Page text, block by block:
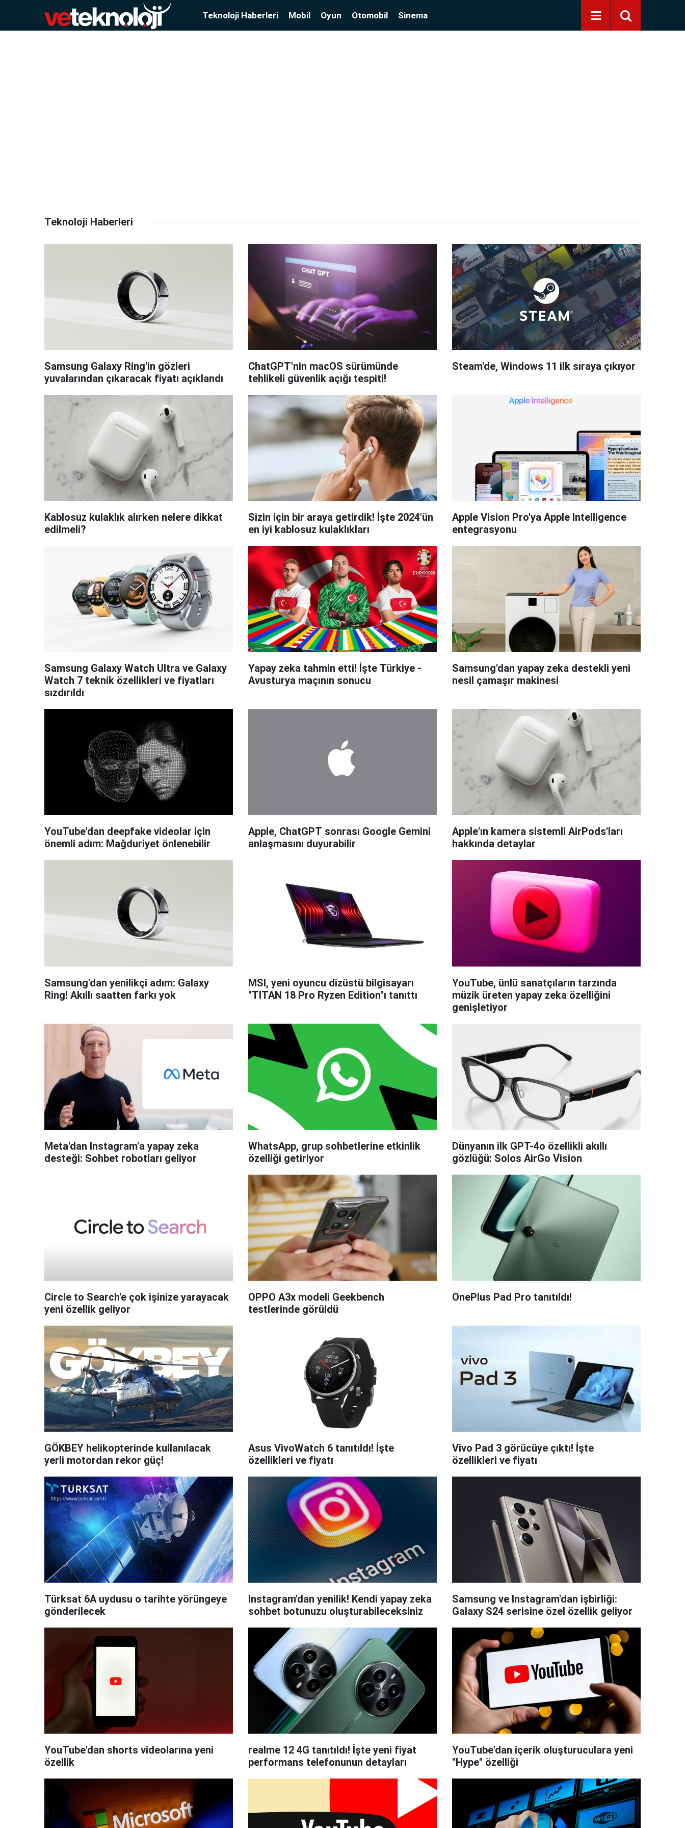
Teknoloji Haberleri Mobil Oyun Otomobil Sinema
Teknoloji Haberleri
Samsung Galaxy Ring'in gözleri
yuvalarından çıkaracak fiyatı açıklandı
ChatGPT'nin macOS sürümünde
tehlikeli güvenlik açığı tespiti!
Steam'de, Windows 11 ilk sıraya çıkıyor
Kablosuz kulaklık alırken nelere dikkat
edilmeli?
Sizin için bir araya getirdik! İşte 2024'ün
en iyi kablosuz kulaklıkları
Apple Vision Pro'ya Apple Intelligence
entegrasyonu
Samsung Galaxy Watch Ultra ve Galaxy
Watch 7 teknik özellikleri ve fiyatları
sızdırıldı
Yapay zeka tahmin etti! İşte Türkiye -
Avusturya maçının sonucu
Samsung'dan yapay zeka destekli yeni
nesil çamaşır makinesi
YouTube'dan deepfake videolar için
önemli adım: Mağduriyet önlenebilir
Apple, ChatGPT sonrası Google Gemini
anlaşmasını duyurabilir
Apple'ın kamera sistemli AirPods'ları
hakkında detaylar
Samsung'dan yenilikçi adım: Galaxy
Ring! Akıllı saatten farkı yok
MSI, yeni oyuncu dizüstü bilgisayarı
"TITAN 18 Pro Ryzen Edition"ı tanıttı
YouTube, ünlü sanatçıların tarzında
müzik üreten yapay zeka özelliğini
genişletiyor
Meta'dan Instagram'a yapay zeka
desteği: Sohbet robotları geliyor
WhatsApp, grup sohbetlerine etkinlik
özelliği getiriyor
Dünyanın ilk GPT-4o özellikli akıllı
gözlüğü: Solos AirGo Vision
Circle to Search'e çok işinize yarayacak
yeni özellik geliyor
OPPO A3x modeli Geekbench
testlerinde görüldü
OnePlus Pad Pro tanıtıldı!
GÖKBEY helikopterinde kullanılacak
yerli motordan rekor güç!
Asus VivoWatch 6 tanıtıldı! İşte
özellikleri ve fiyatı
Vivo Pad 3 görücüye çıktı! İşte
özellikleri ve fiyatı
Türksat 6A uydusu o tarihte yörüngeye
gönderilecek
Instagram'dan yenilik! Kendi yapay zeka
sohbet botunuzu oluşturabileceksiniz
Samsung ve Instagram'dan işbirliği:
Galaxy S24 serisine özel özellik geliyor
YouTube'dan shorts videolarına yeni
özellik
realme 12 4G tanıtıldı! İşte yeni fiyat
performans telefonunun detayları
YouTube'dan içerik oluşturuculara yeni
"Hype" özelliği